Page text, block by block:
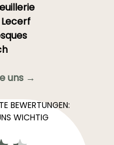
Lecerf
uns →
BEWERTUNGEN:
WICHTIG